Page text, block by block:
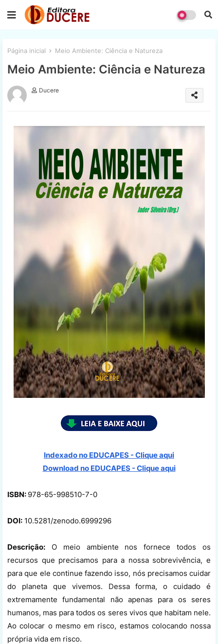
Página inicial Meio Ambiente: Ciência e Natureza
Meio Ambiente: Ciência e Natureza
Ducere
Indexado no EDUCAPES - Clique aqui
Download no EDUCAPES - Clique aqui
ISBN: 978-65-998510-7-0
DOI: 10.5281/zenodo.6999296
Descrição: O meio ambiente nos fornece todos os
recursos que precisamos para a nossa sobrevivência, e
para que ele continue fazendo isso, nós precisamos cuidar
do planeta que vivemos. Dessa forma, o cuidado é
extremamente fundamental não apenas para os seres
humanos, mas para todos os seres vivos que habitam nele.
Ao colocar o mesmo em risco, estamos colocando nossa
própria vida em risco.